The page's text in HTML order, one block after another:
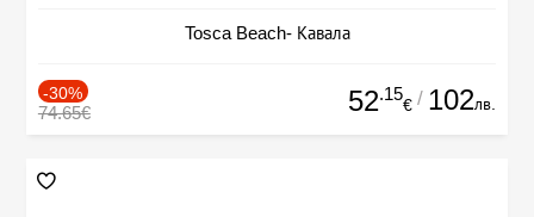
Tosca Beach- Кавала
-30%
74.65€ 52.15
€ / 102лв.